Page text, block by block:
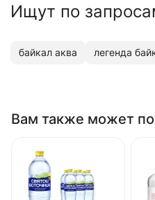
Ищут по
байкал аква легенда
Вам также может